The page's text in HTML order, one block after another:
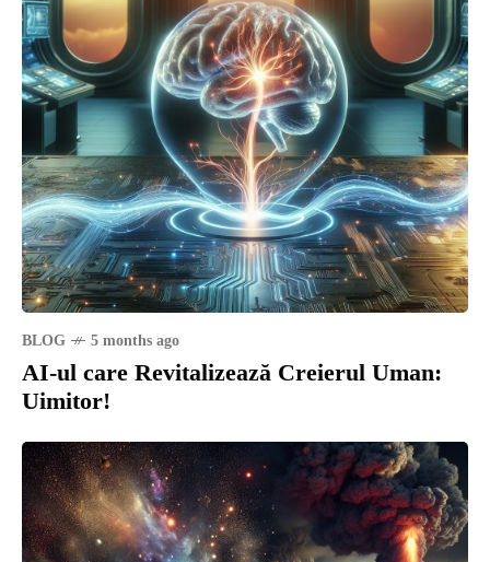
BLOG 5 months ago
AI-ul care Revitalizează Creierul Uman:
Uimitor!